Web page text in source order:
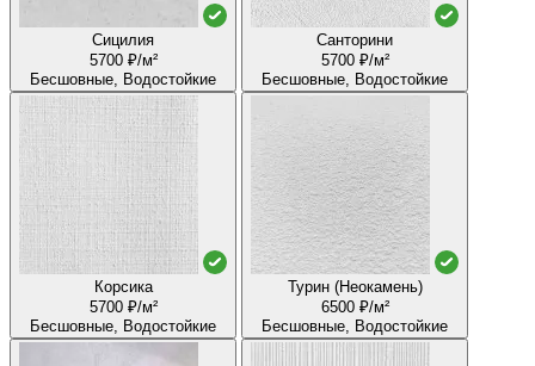
Сицилия
5700 ₽/м²
Бесшовные, Водостойкие
Санторини
5700 ₽/м²
Бесшовные, Водостойкие
Корсика
5700 ₽/м²
Бесшовные, Водостойкие
Турин (Неокамень)
6500 ₽/м²
Бесшовные, Водостойкие